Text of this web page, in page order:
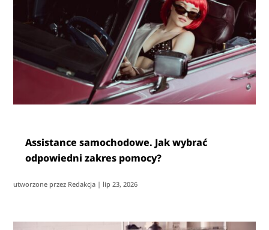
Assistance samochodowe. Jak wybrać
odpowiedni zakres pomocy?
utworzone przez Redakcja | lip 23, 2026